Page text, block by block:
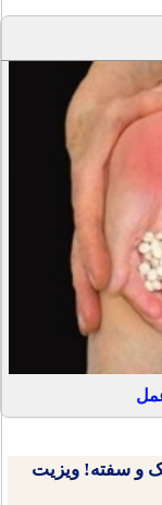
و سفته! ویزیت